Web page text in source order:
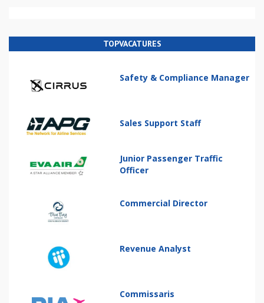
TOPVACATURES
Safety & Compliance Manager
Sales Support Staff
Junior Passenger Traffic
Officer
Commercial Director
Revenue Analyst
Commissaris